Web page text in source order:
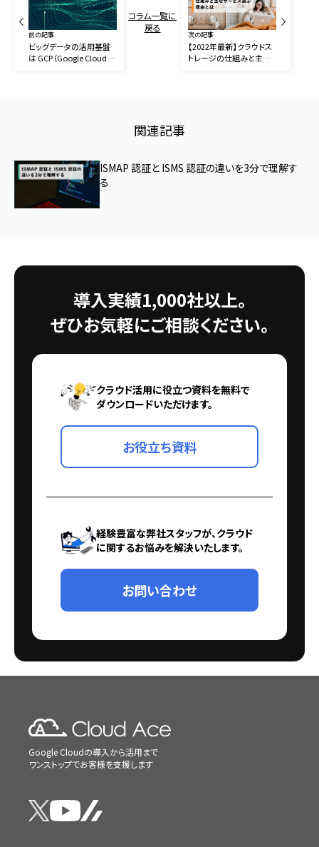
前の記事
ビッグデータの活用基盤
は GCP（Google Cloud）
コラム一覧に
戻る
次の記事
【2022年最新】クラウドス
トレージの仕組みと主な
関連記事
ISMAP 認証と ISMS 認証の違いを3分で理解す
る
導入実績1,000社以上。
ぜひお気軽にご相談ください。
クラウド活用に役立つ資料を無料で
ダウンロードいただけます。
お役立ち資料
経験豊富な弊社スタッフが、クラウド
に関するお悩みを解決いたします。
お問い合わせ
Google Cloudの導入から活用まで
ワンストップでお客様を支援します